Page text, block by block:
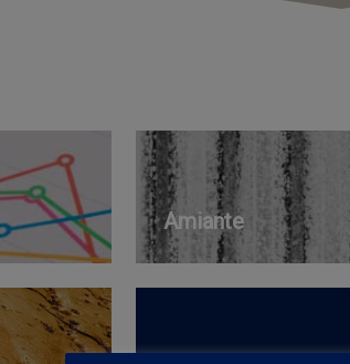
Amiante